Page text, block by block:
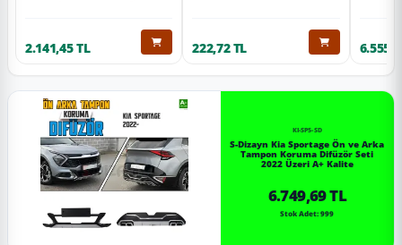
2.141,45 TL 222,72 TL
KI-SP5-SD
S-Dizayn Kia Sportage Ön ve Arka
Tampon Koruma Difüzör Seti
2022 Üzeri A+ Kalite
6.749,69 TL
Stok Adet: 999